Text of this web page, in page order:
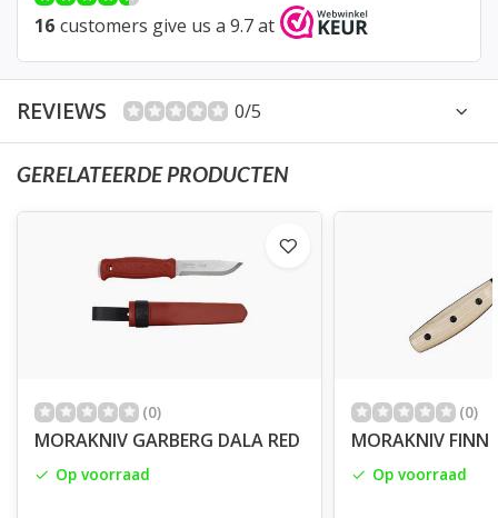
16 customers give us a 9.7 at
REVIEWS 0/5
GERELATEERDE PRODUCTEN
(0)
MORAKNIV GARBERG DALA RED
Op voorraad
(0)
MORAKNIV FINN
Op voorraad